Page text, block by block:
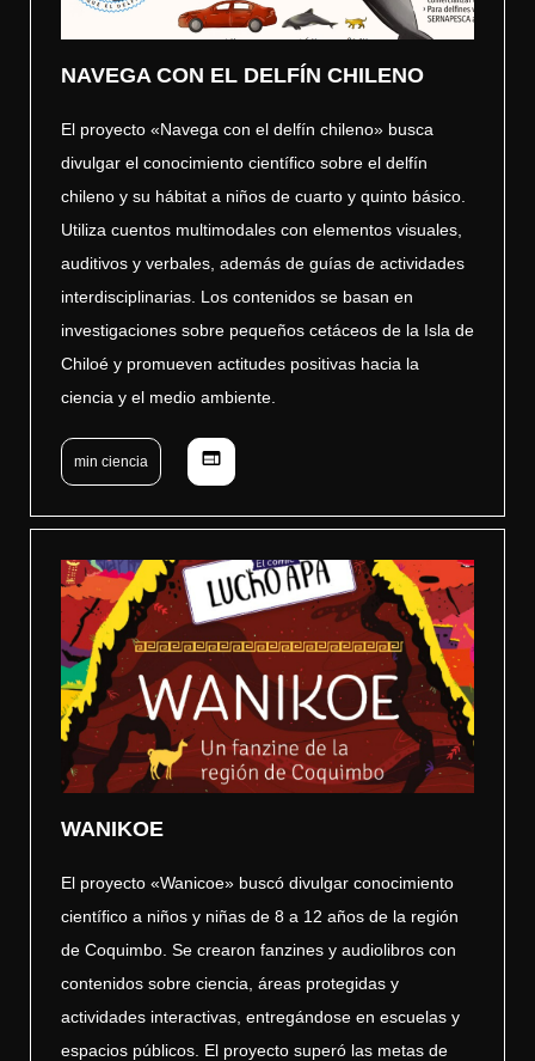
NAVEGA CON EL DELFÍN CHILENO
El proyecto «Navega con el delfín chileno» busca
divulgar el conocimiento científico sobre el delfín
chileno y su hábitat a niños de cuarto y quinto básico.
Utiliza cuentos multimodales con elementos visuales,
auditivos y verbales, además de guías de actividades
interdisciplinarias. Los contenidos se basan en
investigaciones sobre pequeños cetáceos de la Isla de
Chiloé y promueven actitudes positivas hacia la
ciencia y el medio ambiente.
min ciencia web
WANIKOE
El proyecto «Wanicoe» buscó divulgar conocimiento
científico a niños y niñas de 8 a 12 años de la región
de Coquimbo. Se crearon fanzines y audiolibros con
contenidos sobre ciencia, áreas protegidas y
actividades interactivas, entregándose en escuelas y
espacios públicos. El proyecto superó las metas de